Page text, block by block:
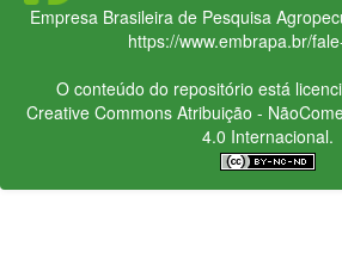
Empresa Brasileira de Pesquisa
https://www.embrapa.br/
O conteúdo do repositório está
Creative CommonsAtribuição -
4.0 Internacional.